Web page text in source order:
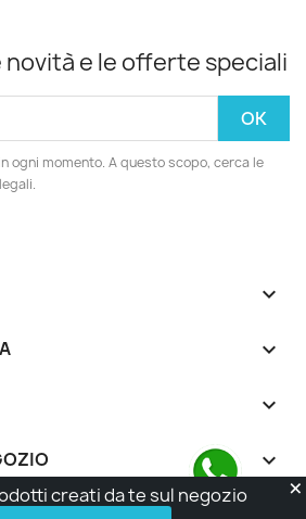
creati da te sul negozio
novità e le offerte speciali
ogni momento. A questo scopo, cerca le



keyboard_arrow_down
by Tatta Media Group Task